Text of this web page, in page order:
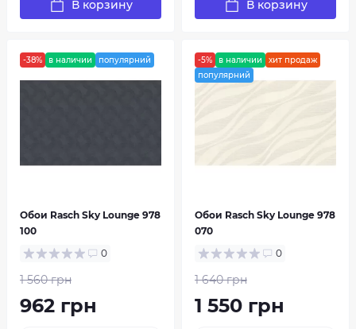
В корзину В корзину
-38% в наличии популярний
Обои Rasch Sky Lounge 978
100
0
1 560 грн
962 грн
-5% в наличии
хит продаж
популярний
Обои Rasch Sky Lounge 978
070
0
1 640 грн
1 550 грн